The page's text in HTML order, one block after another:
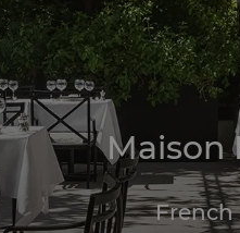
Maison
French